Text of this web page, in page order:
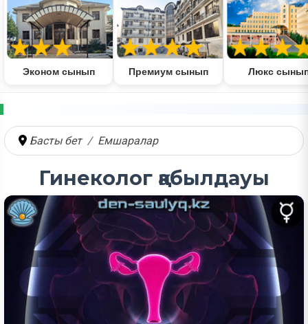
Эконом сынып Премиум сынып Люкс
Басты бет Емшаралар
Гинеколог қабылдауы